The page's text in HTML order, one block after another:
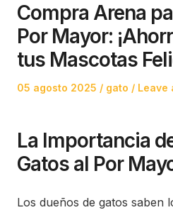
Compra Arena
Por Mayor:
tus Mascotas
Posted
05 agosto 2025
Posted
gato Leave
La Importancia
Gatos al Por
Los dueños de gatos saben